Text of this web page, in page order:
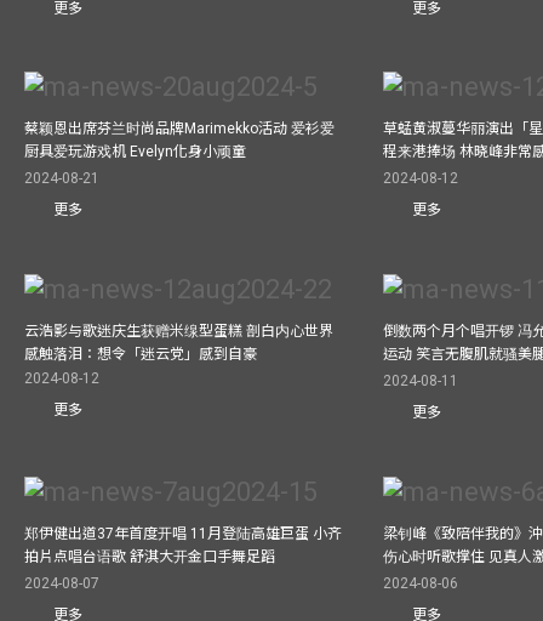
更多
更多
蔡颖恩出席芬兰时尚品牌Marimekko活动 爱衫爱
厨具爱玩游戏机 Evelyn化身小顽童
2024-08-21
更多
草蜢黄淑蔓华丽演出「
程来港捧场 林晓峰非常
2024-08-12
更多
云浩影与歌迷庆生获赠米缐型蛋糕 剖白内心世界
感触落泪：想令「迷云党」感到自豪
2024-08-12
更多
倒数两个月个唱开锣 冯
运动 笑言无腹肌就骚美
2024-08-11
更多
郑伊健出道37年首度开唱 11月登陆高雄巨蛋 小齐
拍片点唱台语歌 舒淇大开金口手舞足蹈
2024-08-07
更多
梁钊峰《致陪伴我的》
伤心时听歌撑住 见真人
2024-08-06
更多